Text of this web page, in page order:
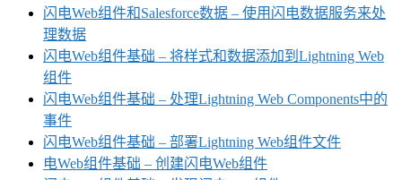
闪电Web组件和Salesforce数据 – 使用闪电数据服务来处
理数据
闪电Web组件基础 – 将样式和数据添加到Lightning Web
组件
闪电Web组件基础 – 处理Lightning Web Components中的
事件
闪电Web组件基础 – 部署Lightning Web组件文件
电Web组件基础 – 创建闪电Web组件